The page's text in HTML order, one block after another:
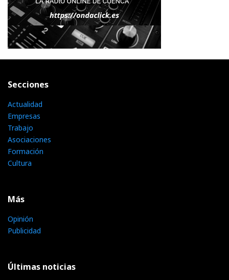
Secciones
Actualidad
Empresas
Trabajo
Asociaciones
Formación
Cultura
Más
Opinión
Publicidad
Últimas noticias